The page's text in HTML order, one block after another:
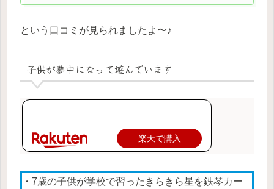
という口コミが見られましたよ〜♪
子供が夢中になって遊んでいます
楽天で購入
・7歳の子供が学校で習ったきらきら星を鉄琴カー